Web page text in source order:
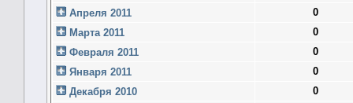
Апреля 2011
0
Марта 2011
0
Февраля 2011
0
Января 2011
0
Декабря 2010
0